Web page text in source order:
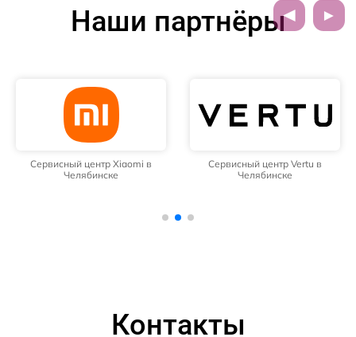
Наши партнёры
Сервисный центр Xiaomi в
Челябинске
Сервисный центр Vertu в
Челябинске
Контакты